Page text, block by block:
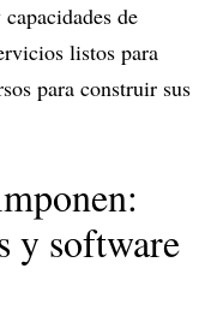
de
listos para
para construir sus
y software